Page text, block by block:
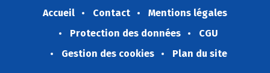
Accueil Contact
Mentions légales
Protection des données
CGU
Gestion des cookies
Plan du site